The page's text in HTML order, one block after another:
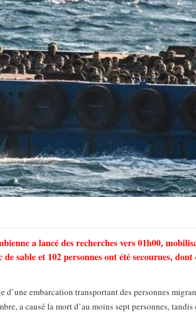
a lancé des recherches vers 01h00,
sable et 102 personnes ont été secourues, dont
d’une embarcation transportant des personnes
a causé la mort d’au moins sept personnes, tandis